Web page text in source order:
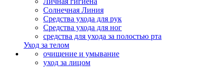
Солнечная Линия
Средства ухода для рук
Средства ухода для ног
средства для ухода за полостью рта
Уход за телом
очищение и умывание
уход за лицом